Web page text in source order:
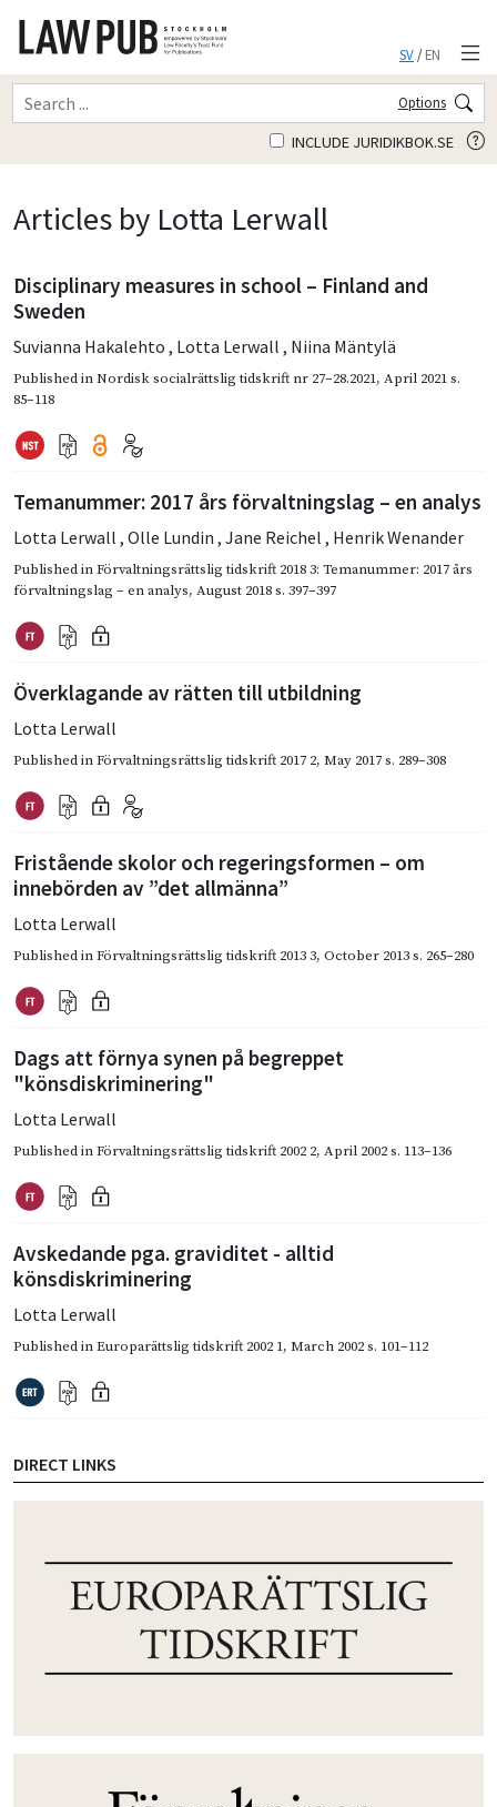
SV/EN
Options
INCLUDE JURIDIKBOK.SE
Articles by Lotta Lerwall
Disciplinary measures in school – Finland and
Sweden
Suvianna Hakalehto , Lotta Lerwall , Niina Mäntylä
Published inNordisk socialrättslig tidskrift nr 27–28.2021, April 2021s.
85–118
Temanummer: 2017 års förvaltningslag – en analys
Lotta Lerwall , Olle Lundin , Jane Reichel , Henrik Wenander
Published inFörvaltningsrättslig tidskrift 2018 3: Temanummer: 2017 års
förvaltningslag – en analys, August 2018s. 397–397
Överklagande av rätten till utbildning
Lotta Lerwall
Published inFörvaltningsrättslig tidskrift 2017 2, May 2017s. 289–308
Fristående skolor och regeringsformen – om
innebörden av ”det allmänna”
Lotta Lerwall
Published inFörvaltningsrättslig tidskrift 2013 3, October 2013s. 265–280
Dags att förnya synen på begreppet
"könsdiskriminering"
Lotta Lerwall
Published inFörvaltningsrättslig tidskrift 2002 2, April 2002s. 113–136
Avskedande pga. graviditet - alltid
könsdiskriminering
Lotta Lerwall
Published inEuroparättslig tidskrift 2002 1, March 2002s. 101–112
DIRECT LINKS